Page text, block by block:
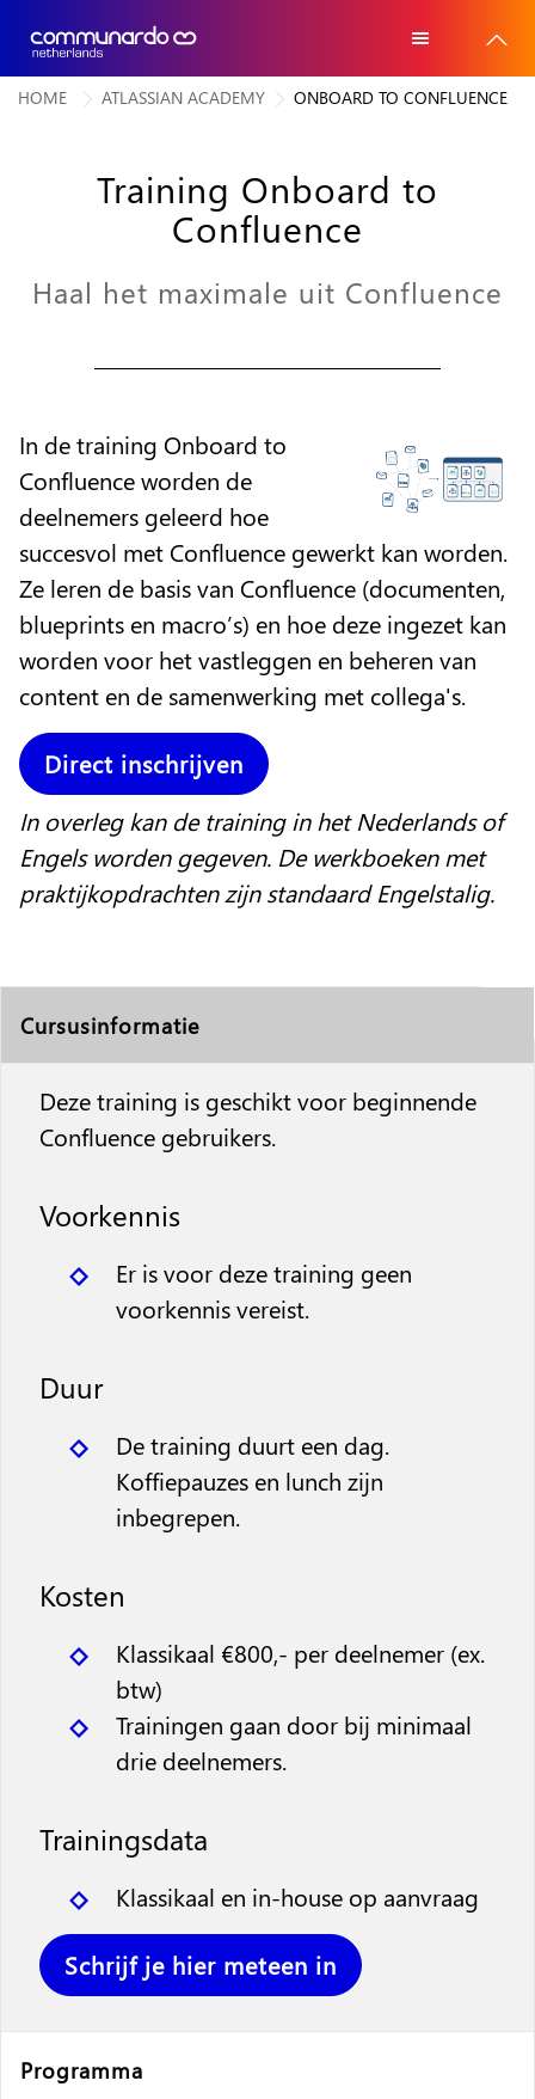
Atlassian software
Advies
Over ons
Contact
Home
Advies
Over ons
Contact
HOME ATLASSIAN ACADEMY ONBOARD TO CONFLUENCE
Training Onboard to
Confluence
Haal het maximale uit Confluence
In de training Onboard to
Confluence worden de
deelnemers geleerd hoe
succesvol met Confluence gewerkt kan worden.
Ze leren de basis van Confluence (documenten,
blueprints en macro’s) en hoe deze ingezet kan
worden voor het vastleggen en beheren van
content en de samenwerking met collega's.
Direct inschrijven
In overleg kan de training in het Nederlands of
Engels worden gegeven. De werkboeken met
praktijkopdrachten zijn standaard Engelstalig.
Cursusinformatie
Deze training is geschikt voor beginnende
Confluence gebruikers.
Voorkennis
Er is voor deze training geen
voorkennis vereist.
Duur
De training duurt een dag.
Koffiepauzes en lunch zijn
inbegrepen.
Kosten
Klassikaal €800,- per deelnemer (ex.
btw)
Trainingen gaan door bij minimaal
drie deelnemers.
Trainingsdata
Klassikaal en in-house op aanvraag
Schrijf je hier meteen in
Programma